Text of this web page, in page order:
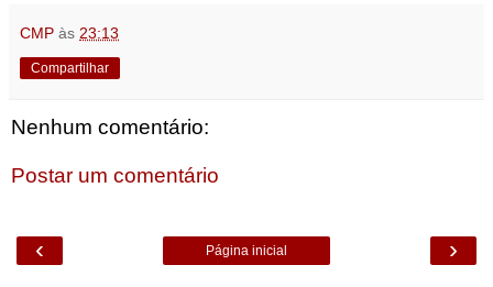
CMP às 23:13
Compartilhar
Nenhum comentário:
Postar um comentário
‹ ›
Página inicial